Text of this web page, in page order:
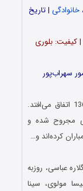
خانوادگی | تاریخ
کیفیت: بلوری
فیلم زودپز در زمان موشک باران تهران، سال 1367 اتفاق می‌افتد.
مجروح شده و
کرده‌اند و…
عباسی، روزبه
مولوی، سینا